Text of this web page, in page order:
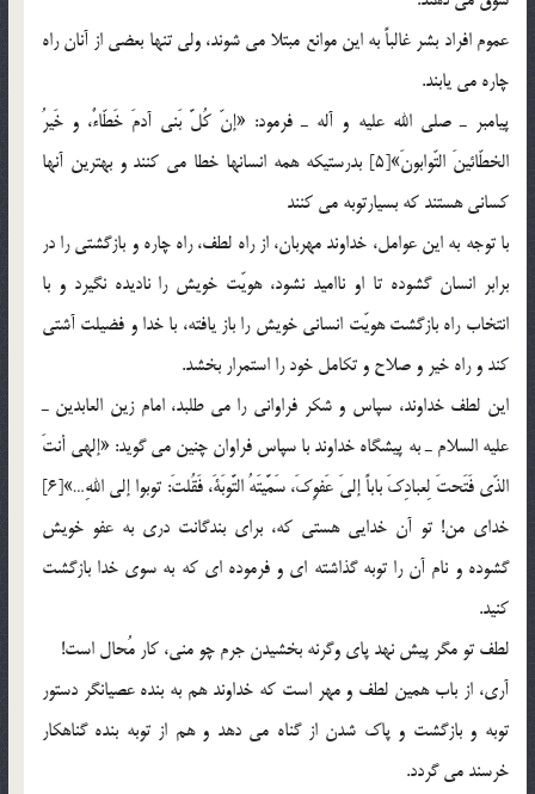
عموم افراد بشر غالباً به اين موانع مبتلا مي شوند، ولي تنها بعضي از آنان راه
چاره مي يابند.
پيامبر ـ صلي الله عليه و آله ـ فرمود: «إنّ كُلَّ بَني آدمَ خَطّاءٌ، و خَيرُ
الخطّائينَ التّوابونَ»[5] بدرستيكه همه انسانها خطا مي كنند و بهترين آنها
كساني هستند كه بسيارتوبه مي كنند
با توجه به اين عوامل، خداوند مهربان، از راه لطف، راه چاره و بازگشتي را در
برابر انسان گشوده تا او نااميد نشود، هويّت خويش را ناديده نگيرد و با
انتخاب راه بازگشت هويّت انساني خويش را باز يافته، با خدا و فضيلت آشتي
كند و راه خير و صلاح و تكامل خود را استمرار بخشد.
اين لطف خداوند، سپاس و شكر فراواني را مي طلبد، امام زين العابدين ـ
عليه السلام ـ به پيشگاه خداوند با سپاس فراوان چنين مي گويد: «إلهي أنتَ
الذّي فَتَحتَ لِعبادِكَ باباً إليَ عَفوِكَ، سَمَّيتَهُ التَّوبَةَ، فَقُلتَ: توبوا إلي اللهِ…»[6]
خداي من! تو آن خدايي هستي كه، براي بندگانت دري به عفو خويش
گشوده و نام آن را توبه گذاشته اي و فرموده اي كه به سوي خدا بازگشت
كنيد.
لطف تو مگر پيش نهد پاي وگرنه بخشيدن جرم چو مني، كار مُحال است!
آري، از باب همين لطف و مهر است كه خداوند هم به بنده عصيانگر دستور
توبه و بازگشت و پاك شدن از گناه مي دهد و هم از توبه بنده گناهكار
خرسند مي گردد.